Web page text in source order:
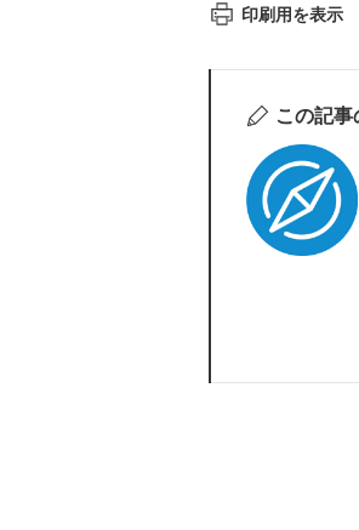
印刷用を表示
この記